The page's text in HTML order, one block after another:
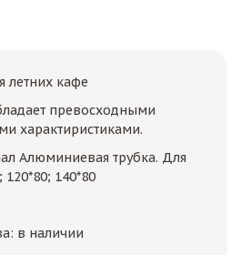
летних кафе
превосходными
характиристиками.
Алюминиевая трубка. Для
140*80
в наличии